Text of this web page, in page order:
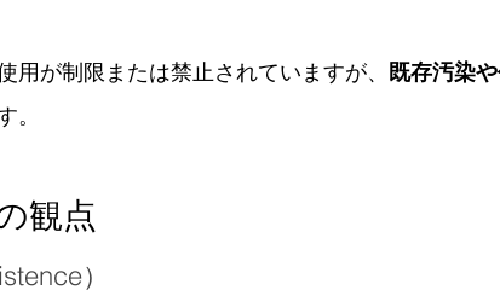
用が制限または禁止されていますが、 既存汚染
。
観点
）